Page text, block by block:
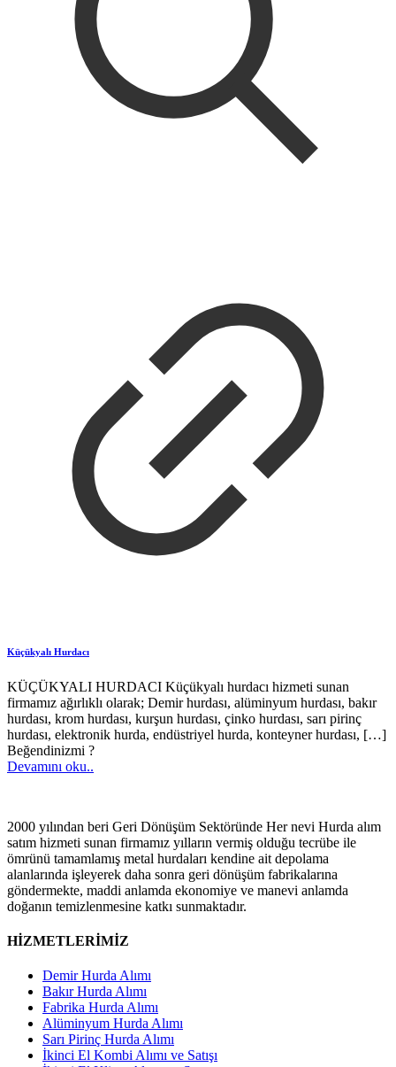
Küçükyalı Hurdacı
KÜÇÜKYALI HURDACI Küçükyalı hurdacı hizmeti sunan
firmamız ağırlıklı olarak; Demir hurdası, alüminyum hurdası, bakır
hurdası, krom hurdası, kurşun hurdası, çinko hurdası, sarı pirinç
hurdası, elektronik hurda, endüstriyel hurda, konteyner hurdası, […]
Beğendinizmi ?
Devamını oku..
2000 yılından beri Geri Dönüşüm Sektöründe Her nevi Hurda alım
satım hizmeti sunan firmamız yılların vermiş olduğu tecrübe ile
ömrünü tamamlamış metal hurdaları kendine ait depolama
alanlarında işleyerek daha sonra geri dönüşüm fabrikalarına
göndermekte, maddi anlamda ekonomiye ve manevi anlamda
doğanın temizlenmesine katkı sunmaktadır.
HİZMETLERİMİZ
Demir Hurda Alımı
Bakır Hurda Alımı
Fabrika Hurda Alımı
Alüminyum Hurda Alımı
Sarı Pirinç Hurda Alımı
İkinci El Kombi Alımı ve Satışı